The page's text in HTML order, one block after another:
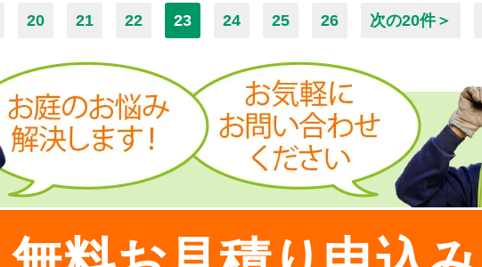
20 21 22 23 24 25 26 次の20件＞